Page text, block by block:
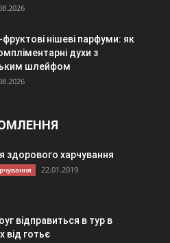
фруктові нішеві парфуми: як
духи з
шлейфом
здорового харчування
22.01.2019
відправиться в тур в
від готьє